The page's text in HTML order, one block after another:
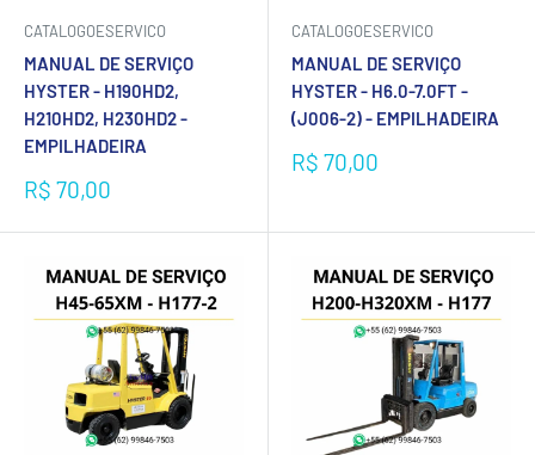
CATALOGOESERVICO
MANUAL DE SERVIÇO
HYSTER - H190HD2,
H210HD2, H230HD2 -
EMPILHADEIRA
Preço
promocional
R$ 70,00
CATALOGOESERVICO
MANUAL DE SERVIÇO
HYSTER - H6.0-7.0FT -
(J006-2) - EMPILHADEIRA
Preço
promocional
R$ 70,00